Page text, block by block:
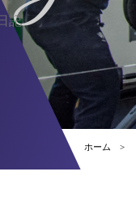
記
ホーム